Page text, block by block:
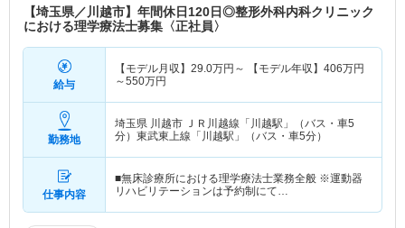
【埼玉県／川越市】年間休日120日◎整形外科内科クリニック
における理学療法士募集〈正社員〉
給与
【モデル月収】 29.0万円～ 【モデル年収】 406万円
～550万円
勤務地
埼玉県 川越市 ＪＲ川越線「川越駅」（バス・車5
分）東武東上線「川越駅」（バス・車5分）
仕事内容
■無床診療所における理学療法士業務全般 ※運動器
リハビリテーションは予約制にて…